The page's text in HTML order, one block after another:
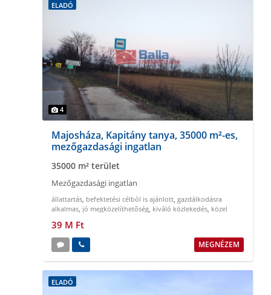
ELADÓ
4
Majosháza, Kapitány tanya, 35000 m²-es,
mezőgazdasági ingatlan
35000 m² terület
Mezőgazdasági ingatlan
állattartás, befektetési célból is ajánlott, gazdálkodásra
alkalmas, jó megközelíthetőség, kiváló közlekedés, közel
39 M Ft
MEGNÉZEM
ELADÓ